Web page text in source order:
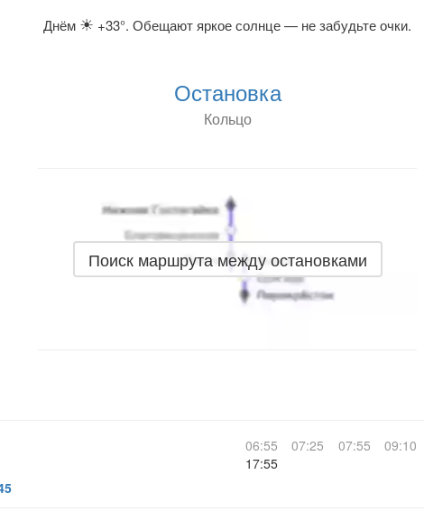
Днём ☀ +33°. Обещают яркое солнце — не забудьте очки.
Остановка
Кольцо
Поиск маршрута между остановками
06:55 07:25 07:55 09:10
17:55